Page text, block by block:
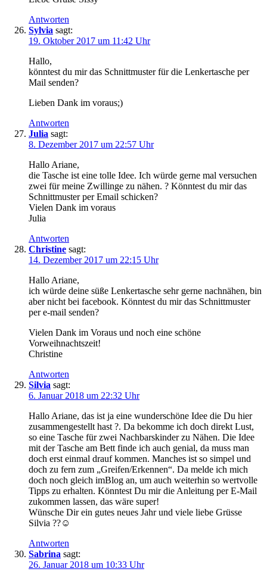
Antworten
Sylvia sagt:
19. Oktober 2017 um 11:42 Uhr
Hallo,
könntest du mir das Schnittmuster für die Lenkertasche per
Mail senden?
Lieben Dank im voraus;)
Antworten
Julia sagt:
8. Dezember 2017 um 22:57 Uhr
Hallo Ariane,
die Tasche ist eine tolle Idee. Ich würde gerne mal versuchen
zwei für meine Zwillinge zu nähen. ? Könntest du mir das
Schnittmuster per Email schicken?
Vielen Dank im voraus
Julia
Antworten
Christine sagt:
14. Dezember 2017 um 22:15 Uhr
Hallo Ariane,
ich würde deine süße Lenkertasche sehr gerne nachnähen, bin
aber nicht bei facebook. Könntest du mir das Schnittmuster
per e-mail senden?
Vielen Dank im Voraus und noch eine schöne
Vorweihnachtszeit!
Christine
Antworten
Silvia sagt:
6. Januar 2018 um 22:32 Uhr
Hallo Ariane, das ist ja eine wunderschöne Idee die Du hier
zusammengestellt hast ?. Da bekomme ich doch direkt Lust,
so eine Tasche für zwei Nachbarskinder zu Nähen. Die Idee
mit der Tasche am Bett finde ich auch genial, da muss man
doch erst einmal drauf kommen. Manches ist so simpel und
doch zu fern zum „Greifen/Erkennen“. Da melde ich mich
doch noch gleich imBlog an, um auch weiterhin so wertvolle
Tipps zu erhalten. Könntest Du mir die Anleitung per E-Mail
zukommen lassen, das wäre super!
Wünsche Dir ein gutes neues Jahr und viele liebe Grüsse
Silvia ??☺
Antworten
Sabrina sagt:
26. Januar 2018 um 10:33 Uhr